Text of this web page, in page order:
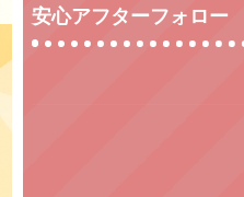
安心アフターフォロ